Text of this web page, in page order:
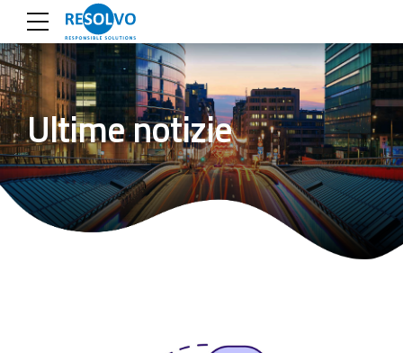
Ultime notizie